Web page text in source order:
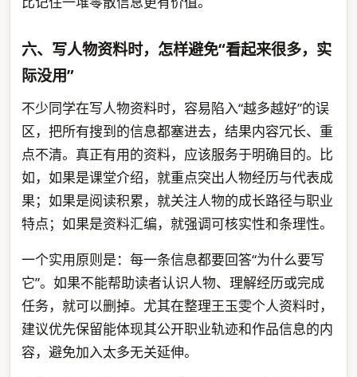
六、写人物资料时，怎样避免“看起来很多，实
际没用”
不少同学在写人物资料时，容易陷入“越多越好”的误
区，把所有搜到的信息都塞进去，结果内容冗长、重
点不清。真正有用的资料，应该服务于明确目的。比
如，如果是课堂介绍，就重点突出人物经历与代表成
果；如果是阅读积累，就关注人物的成长路径与职业
特点；如果是资料汇编，就强调可核实性和条理性。
一个实用原则是：每一条信息都要回答“为什么要写
它”。如果不能帮助读者认识人物、理解经历或完成
任务，就可以删掉。尤其在整理王玉雯个人资料时，
建议优先保留能体现其公开职业轨迹和作品信息的内
容，避免加入太多无关延伸。